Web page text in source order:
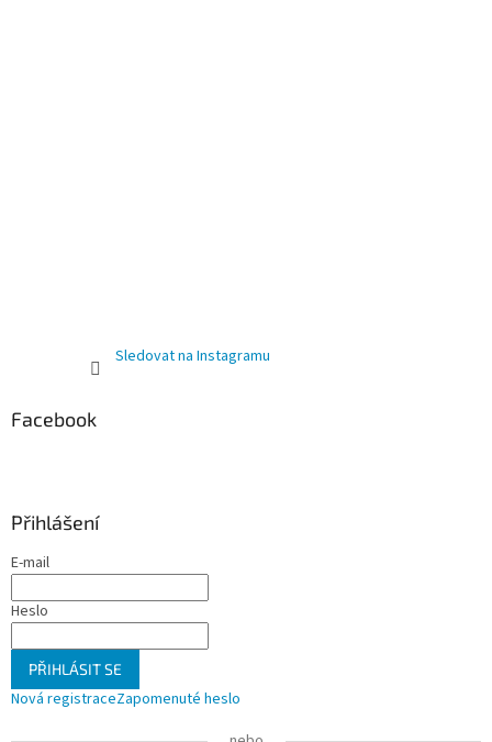
Sledovat na Instagramu
Facebook
Přihlášení
E-mail
Heslo
PŘIHLÁSIT SE
Nová registraceZapomenuté heslo